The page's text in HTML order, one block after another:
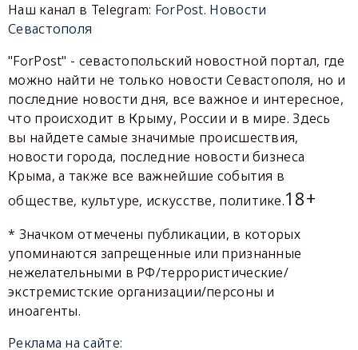
Наш канал в Telegram: ForPost. Новости
Севастополя
"ForPost" - севастопольский новостной портал, где
можно найти не только новости Севастополя, но и
последние новости дня, все важное и интересное,
что происходит в Крыму, России и в мире. Здесь
вы найдете самые значимые происшествия,
новости города, последние новости бизнеса
Крыма, а также все важнейшие события в
обществе, культуре, искусстве, политике.18+
* Значком отмечены публикации, в которых
упоминаются запрещенные или признанные
нежелательными в РФ/террористические/
экстремистские организации/персоны и
иноагенты.
Реклама на сайте: